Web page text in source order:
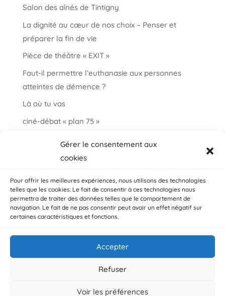
Gérer le consentement aux
cookies
Pour offrir les meilleures expériences, nous utilisons des technologies
telles que les cookies. Le fait de consentir à ces technologies nous
permettra de traiter des données telles que le comportement de
navigation. Le fait de ne pas consentir peut avoir un effet négatif sur
certaines caractéristiques et fonctions.
Accepter
Refuser
Voir les préférences
Salon des aînés de Tintigny
La dignité au cœur de nos choix – Penser et
préparer la fin de vie
Pièce de théâtre « EXIT »
Faut-il permettre l’euthanasie aux personnes
atteintes de démence ?
Là où tu vas
ciné-débat « plan 75 »
choisir ma fin vie
© ADMD, Avenue Plasky 144 bte 3 / 1030 Bruxelles /
Belgique